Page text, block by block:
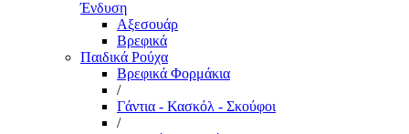
Ένδυση
Αξεσουάρ
Βρεφικά
Παιδικά Ρούχα
Βρεφικά Φορμάκια
/
Γάντια - Κασκόλ - Σκούφοι
/